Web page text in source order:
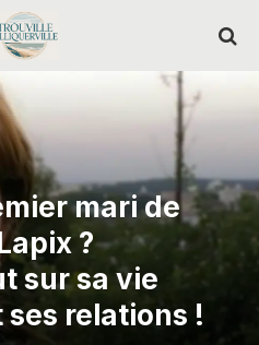
mari de
?
sur sa vie
relations !